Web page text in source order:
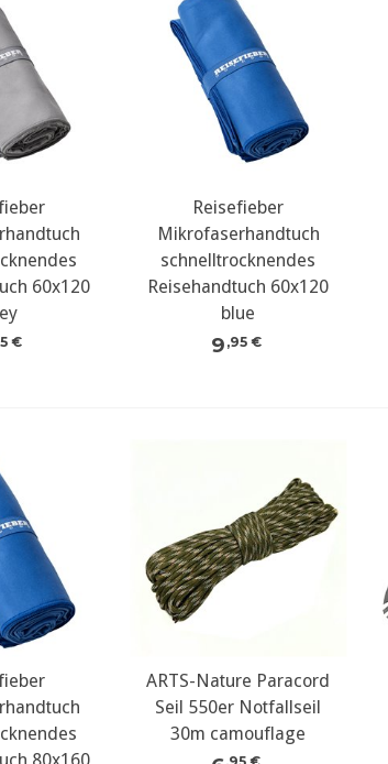
60x120
€
Reisefieber
Mikrofaserhandtuch
schnelltrocknendes
Reisehandtuch 60x120
blue
9 ,95 €
80x160
ARTS-Nature Paracord
Seil 550er Notfallseil
30m camouflage